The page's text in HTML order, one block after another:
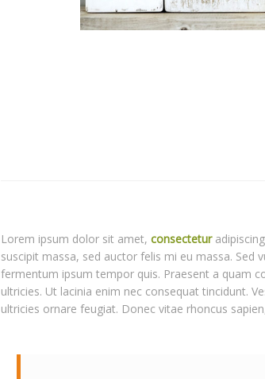
Lorem ipsum dolor sit amet, consectetur
suscipit massa, sed auctor felis mi eu massa.
fermentum ipsum tempor quis. Praesent a quam
ultricies. Ut lacinia enim nec consequat tincidunt.
ultricies ornare feugiat. Donec vitae rhoncus